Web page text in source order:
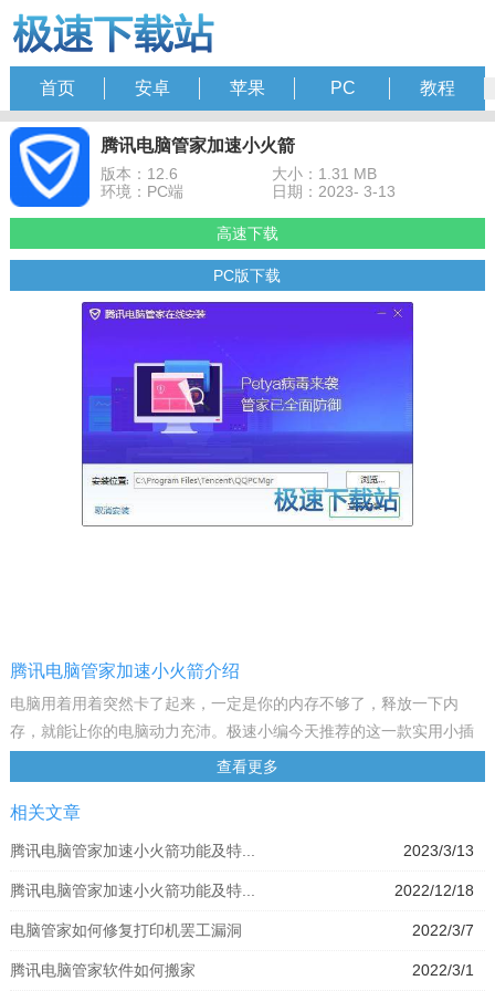
首页 安卓 苹果 PC 教程
腾讯电脑管家加速小火箭
版本：12.6
大小：1.31 MB
环境：PC端
日期：2023- 3-13
高速下载
PC版下载
腾讯电脑管家加速小火箭介绍
电脑用着用着突然卡了起来，一定是你的内存不够了，释放一下内
存，就能让你的电脑动力充沛。极速小编今天推荐的这一款实用小插
件：腾讯电脑管家加速小火箭，就一定能帮到你！脱离了腾讯电脑管
家的限制，直接将其内存释放功能单独封装成电脑程序，是你的电脑
轻松加速，高效运行。
腾讯电脑管家加速小火箭是一款电脑管家提取的桌面小火箭，双击小
是一个非常实用的桌面小工具，如果觉得电脑太慢太卡了？下载加速
小火箭一键提速吧。
电脑管家全面加速
查看更多
相关文章
2023/3/13
腾讯电脑管家加速小火箭功能及特...
2022/12/18
腾讯电脑管家加速小火箭功能及特...
2022/3/7
电脑管家如何修复打印机罢工漏洞
2022/3/1
腾讯电脑管家软件如何搬家